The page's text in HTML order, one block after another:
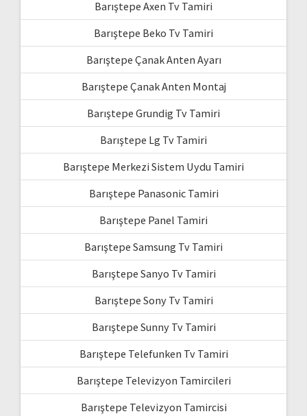
Barıştepe Axen Tv Tamiri
Barıştepe Beko Tv Tamiri
Barıştepe Çanak Anten Ayarı
Barıştepe Çanak Anten Montaj
Barıştepe Grundig Tv Tamiri
Barıştepe Lg Tv Tamiri
Barıştepe Merkezi Sistem Uydu Tamiri
Barıştepe Panasonic Tamiri
Barıştepe Panel Tamiri
Barıştepe Samsung Tv Tamiri
Barıştepe Sanyo Tv Tamiri
Barıştepe Sony Tv Tamiri
Barıştepe Sunny Tv Tamiri
Barıştepe Telefunken Tv Tamiri
Barıştepe Televizyon Tamircileri
Barıştepe Televizyon Tamircisi